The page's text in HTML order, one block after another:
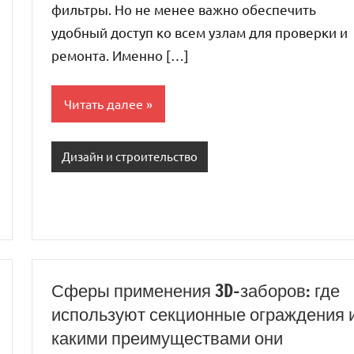
фильтры. Но не менее важно обеспечить
удобный доступ ко всем узлам для проверки и
ремонта. Именно […]
Читать далее
Дизайн и строительство
Сферы применения 3D-заборов: где
используют секционные ограждения
какими преимуществами они